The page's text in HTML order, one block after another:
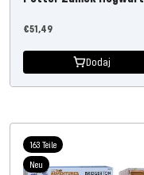
Oferta
€51,49
Dodaj
163 Teile
Neu